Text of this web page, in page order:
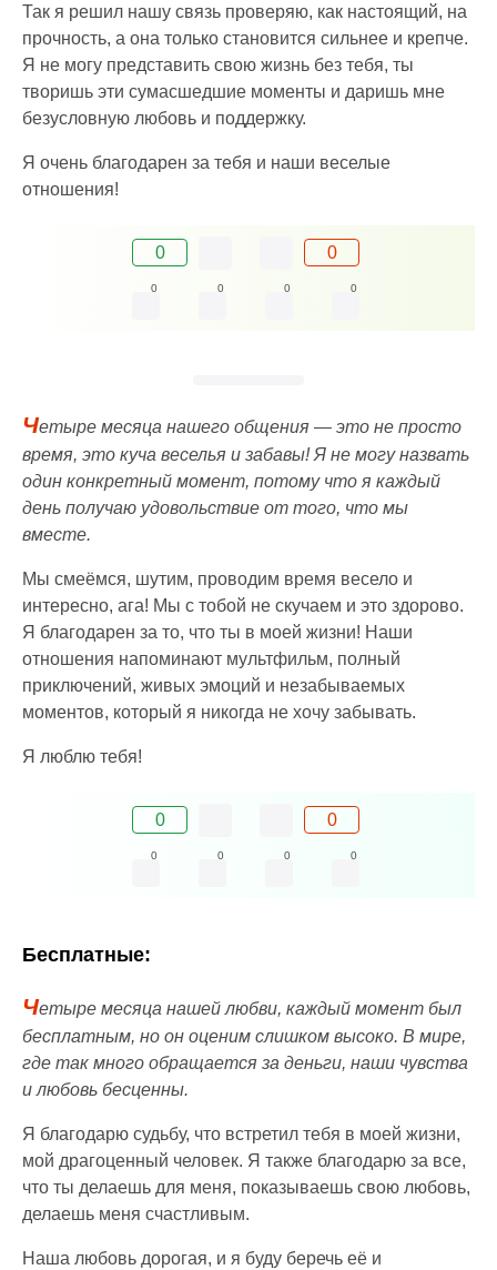
Так я решил нашу связь проверяю, как настоящий, на
прочность, а она только становится сильнее и крепче.
Я не могу представить свою жизнь без тебя, ты
творишь эти сумасшедшие моменты и даришь мне
безусловную любовь и поддержку.
Я очень благодарен за тебя и наши веселые
отношения!
0 0
0 0 0 0
Четыре месяца нашего общения — это не просто
время, это куча веселья и забавы! Я не могу назвать
один конкретный момент, потому что я каждый
день получаю удовольствие от того, что мы
вместе.
Мы смеёмся, шутим, проводим время весело и
интересно, ага! Мы с тобой не скучаем и это здорово.
Я благодарен за то, что ты в моей жизни! Наши
отношения напоминают мультфильм, полный
приключений, живых эмоций и незабываемых
моментов, который я никогда не хочу забывать.
Я люблю тебя!
0 0
0 0 0 0
Бесплатные:
Четыре месяца нашей любви, каждый момент был
бесплатным, но он оценим слишком высоко. В мире,
где так много обращается за деньги, наши чувства
и любовь бесценны.
Я благодарю судьбу, что встретил тебя в моей жизни,
мой драгоценный человек. Я также благодарю за все,
что ты делаешь для меня, показываешь свою любовь,
делаешь меня счастливым.
Наша любовь дорогая, и я буду беречь её и